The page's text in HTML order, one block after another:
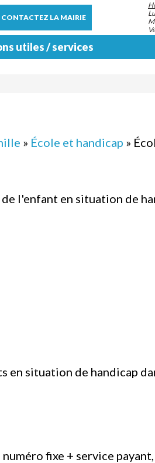
CONTACTEZ LA MAIRIE
utiles / services
» École et handicap »
l'enfant en situation de
situation de handicap
fixe + service